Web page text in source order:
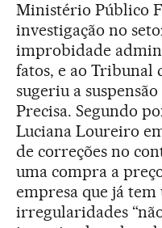
Ministério Público
investigação no
improbidade
fatos, e ao Tribunal
sugeriu a
Precisa. Segundo
Luciana Loureiro
de correções no
uma compra a
empresa que já
irregularidades